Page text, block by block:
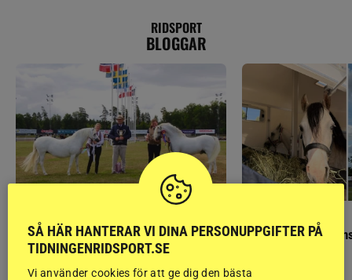
RIDSPORT
BLOGGAR
Finaldag med jubileumsutställning Så gick det på
SÅ HÄR HANTERAR VI DINA PERSONUPPGIFTER PÅ
TIDNINGENRIDSPORT.SE
Vi använder cookies för att ge dig den bästa